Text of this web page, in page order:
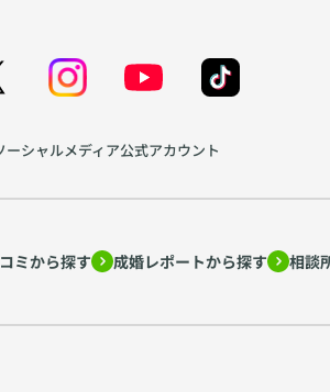
シャルメディア公式アカウント
ミから探す 成婚レポートから探す 相談